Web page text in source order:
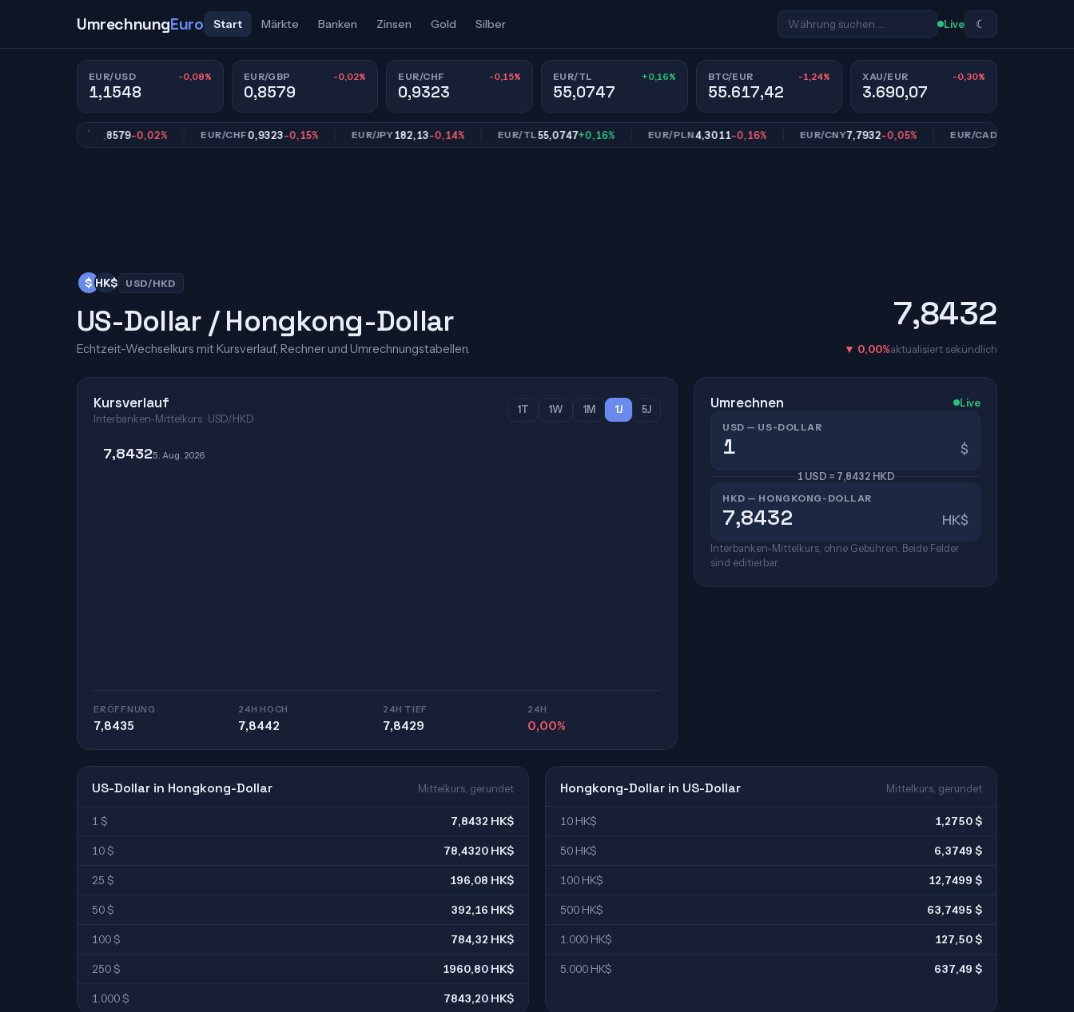
UmrechnungEuro Start Märkte Banken Zinsen Gold Silber Live ☾
EUR/USD -0,08%
1,1548
EUR/GBP -0,02%
0,8579
EUR/CHF -0,15%
0,9323
EUR/TL +0,16%
55,0747
BTC/EUR -1,24%
55.617,42
XAU/EUR -0,30%
3.690,07
0,8579 -0,02% EUR/CHF0,9323-0,15% EUR/JPY182,13-0,14% EUR/TL55,0747+0,16% EUR/PLN4,3011-0,16% EUR/CNY7,7932-0,05% EUR/CAD1,6185
$ HK$ USD/HKD
US-Dollar / Hongkong-Dollar
Echtzeit-Wechselkurs mit Kursverlauf, Rechner und Umrechnungstabellen.
7,8432
▼ 0,00%aktualisiert sekündlich
Kursverlauf
Interbanken-Mittelkurs · USD/HKD
1T 1W 1M 1J 5J
7,84325. Aug. 2026
ERÖFFNUNG
7,8435
24H HOCH
7,8442
24H TIEF
7,8429
24H
0,00%
Umrechnen Live
USD — US-DOLLAR
$
1 USD = 7,8432 HKD
HKD — HONGKONG-DOLLAR
HK$
Interbanken-Mittelkurs, ohne Gebühren. Beide Felder
sind editierbar.
US-Dollar in Hongkong-Dollar Mittelkurs, gerundet
1 $ 7,8432 HK$
10 $ 78,4320 HK$
25 $ 196,08 HK$
50 $ 392,16 HK$
100 $ 784,32 HK$
250 $ 1960,80 HK$
1.000 $ 7843,20 HK$
Hongkong-Dollar in US-Dollar Mittelkurs, gerundet
10 HK$ 1,2750 $
50 HK$ 6,3749 $
100 HK$ 12,7499 $
500 HK$ 63,7495 $
1.000 HK$ 127,50 $
5.000 HK$ 637,49 $